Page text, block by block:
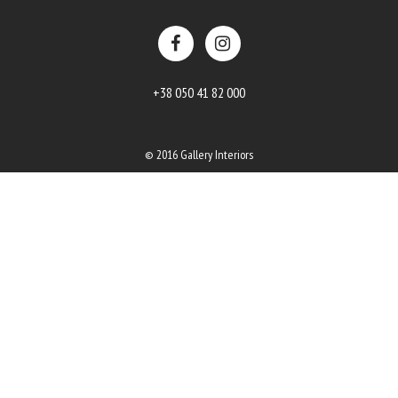
+38 050 41 82 000
© 2016 Gallery Interiors